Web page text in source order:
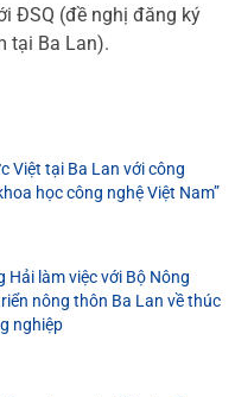
ĐSQ (đề nghị đăng ký
tại Ba Lan).
Việt tại Ba Lan với công
học công nghệ Việt Nam”
Hải làm việc với Bộ Nông
nông thôn Ba Lan về thúc
nghiệp